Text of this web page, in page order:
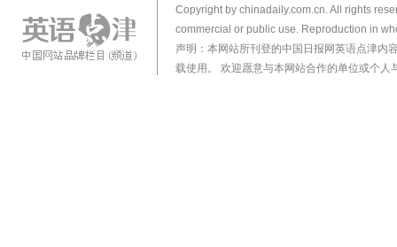
Copyright by chinadaily.com.cn. All rights
commercial or public use. Reproduction in
声明：本网站所刊登的中国日报网英语点津内
载使用。 欢迎愿意与本网站合作的单位或个人